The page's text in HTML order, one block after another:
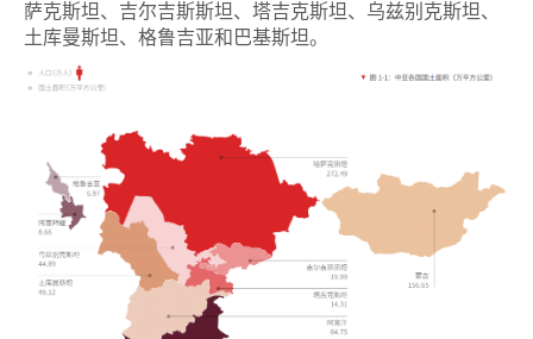
萨克斯坦、吉尔吉斯斯坦、塔吉克斯坦、乌兹别克斯坦、
土库曼斯坦、格鲁吉亚和巴基斯坦。